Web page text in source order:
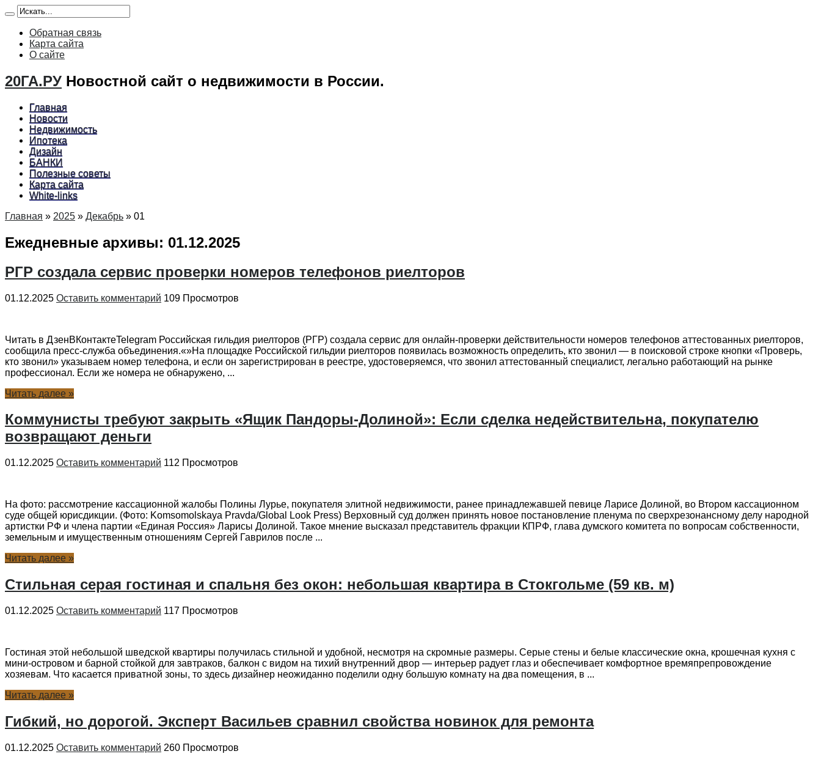
Обратная связь
Карта сайта
О сайте
20ГА.РУ Новостной сайт о недвижимости в России.
Главная
Новости
Недвижимость
Ипотека
Дизайн
БАНКИ
Полезные советы
Карта сайта
White-links
Главная » 2025 » Декабрь » 01
Ежедневные архивы: 01.12.2025
РГР создала сервис проверки номеров телефонов риелторов
01.12.2025 Оставить комментарий 109 Просмотров
Читать в ДзенВКонтактеTelegram Российская гильдия риелторов (РГР) создала сервис для онлайн-проверки действительности номеров телефонов аттестованных риелторов,
сообщила пресс-служба объединения.«»На площадке Российской гильдии риелторов появилась возможность определить, кто звонил — в поисковой строке кнопки «Проверь,
кто звонил» указываем номер телефона, и если он зарегистрирован в реестре, удостоверяемся, что звонил аттестованный специалист, легально работающий на рынке
профессионал. Если же номера не обнаружено, ...
Читать далее »
Коммунисты требуют закрыть «Ящик Пандоры-Долиной»: Если сделка недействительна, покупателю
возвращают деньги
01.12.2025 Оставить комментарий 112 Просмотров
На фото: рассмотрение кассационной жалобы Полины Лурье, покупателя элитной недвижимости, ранее принадлежавшей певице Ларисе Долиной, во Втором кассационном
суде общей юрисдикции. (Фото: Komsomolskaya Pravda/Global Look Press) Верховный суд должен принять новое постановление пленума по сверхрезонансному делу народной
артистки РФ и члена партии «Единая Россия» Ларисы Долиной. Такое мнение высказал представитель фракции КПРФ, глава думского комитета по вопросам собственности,
земельным и имущественным отношениям Сергей Гаврилов после ...
Читать далее »
Стильная серая гостиная и спальня без окон: небольшая квартира в Стокгольме (59 кв. м)
01.12.2025 Оставить комментарий 117 Просмотров
Гостиная этой небольшой шведской квартиры получилась стильной и удобной, несмотря на скромные размеры. Серые стены и белые классические окна, крошечная кухня с
мини-островом и барной стойкой для завтраков, балкон с видом на тихий внутренний двор — интерьер радует глаз и обеспечивает комфортное времяпрепровождение
хозяевам. Что касается приватной зоны, то здесь дизайнер неожиданно поделили одну большую комнату на два помещения, в ...
Читать далее »
Гибкий, но дорогой. Эксперт Васильев сравнил свойства новинок для ремонта
01.12.2025 Оставить комментарий 260 Просмотров